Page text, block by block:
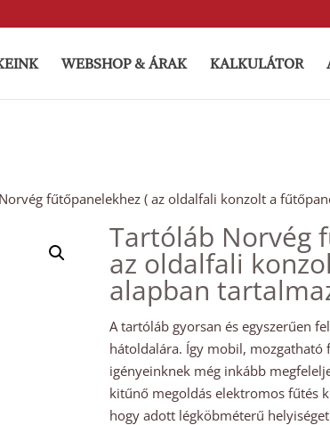
WEBSHOP & ÁRAK KALKULÁTOR
fűtőpanelekhez ( az oldalfali konzolt a
Tartóláb Norvég
az oldalfali
alapban
A tartóláb gyorsan és egyszerűen
hátoldalára. Így mobil,
igényeinknek még inkább
kitűnő megoldás elektromos fűtés
hogy adott légköbméterű